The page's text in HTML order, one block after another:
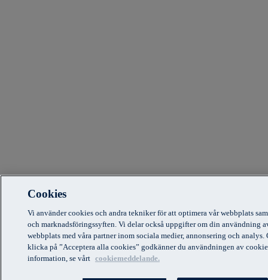
Cookies
Vi använder cookies och andra tekniker för att optimera vår webbplats
och marknadsföringssyften. Vi delar också uppgifter om din användning
webbplats med våra partner inom sociala medier, annonsering och analys.
klicka på ”Acceptera alla cookies” godkänner du användningen av
information, se vårt cookiemeddelande.